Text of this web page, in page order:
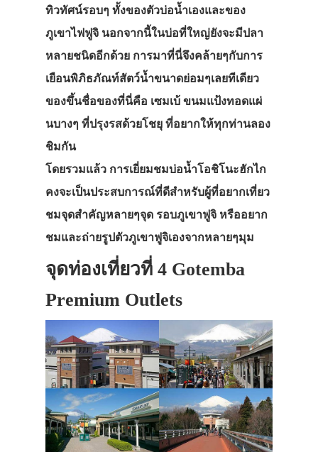
ทิวทัศน์รอบๆ ทั้งของตัวบ่อน้ำเองและของ
ภูเขาไฟฟูจิ นอกจากนี้ในบ่อที่ใหญ่ยังจะมีปลา
หลายชนิดอีกด้วย การมาที่นี่จึงคล้ายๆกับการ
เยือนพิภิธภัณท์สัตว์น้ำขนาดย่อมๆเลยทีเดียว
ของขึ้นชื่อของที่นี่คือ เซมเบ้ ขนมแป้งทอดแผ่
นบางๆ ที่ปรุงรสด้วยโชยุ ที่อยากให้ทุกท่านลอง
ชิมกัน
โดยรวมแล้ว การเยี่ยมชมบ่อน้ำโอชิโนะฮักไก
คงจะเป็นประสบการณ์ที่ดีสำหรับผู้ที่อยากเที่ยว
ชมจุดสำคัญหลายๆจุด รอบภูเขาฟูจิ หรืออยาก
ชมและถ่ายรูปตัวภูเขาฟูจิเองจากหลายๆมุม
จุดท่องเที่ยวที่ 4 Gotemba
Premium Outlets